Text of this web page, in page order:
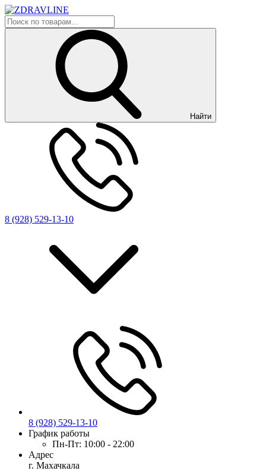
Найти
8 (928) 529-13-10
8 (928) 529-13-10
График работы
Пн-Пт: 10:00 - 22:00
Адрес
г. Махачкала